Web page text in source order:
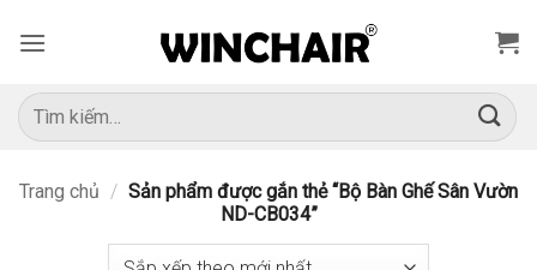
qua
dung
Tìm
kiếm:
Trang chủ / Sản phẩm được gắn thẻ “Bộ Bàn Ghế Sân Vườn
ND-CB034”